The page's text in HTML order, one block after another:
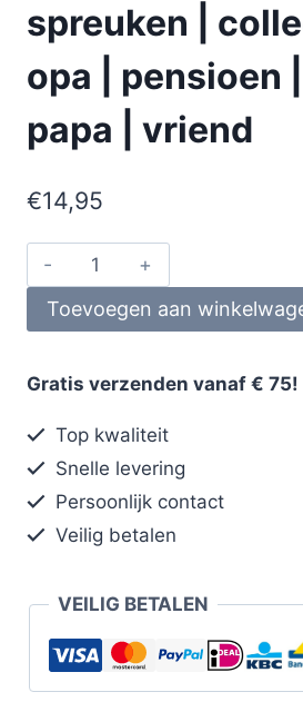
spreuken |
opa | pensioen |
papa | vriend
€14,95
Toevoegen aan
Gratis verzenden vanaf € 75!
Top kwaliteit
Snelle levering
Persoonlijk contact
Veilig betalen
VEILIG BETALEN